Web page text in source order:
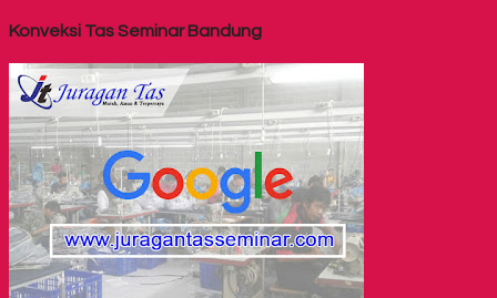
Konveksi Tas Seminar Bandung